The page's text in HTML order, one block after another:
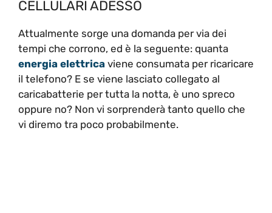
CELLULARI ADESSO
Attualmente sorge una domanda per via dei
tempi che corrono, ed è la seguente: quanta
energia elettrica viene consumata per ricaricare
il telefono? E se viene lasciato collegato al
caricabatterie per tutta la notta, è uno spreco
oppure no? Non vi sorprenderà tanto quello che
vi diremo tra poco probabilmente.